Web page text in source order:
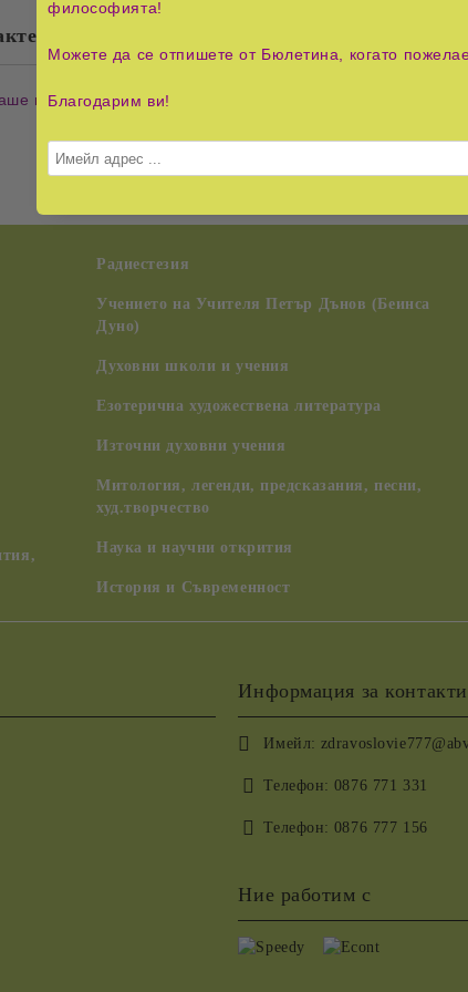
нежните й одежди да трептят от подухването на
Радиестезия
Учението на Учителя Петър Дънов (Беинса
Дуно)
Духовни школи и учения
Езотерична художествена литература
Източни духовни учения
Митология, легенди, предсказания, песни,
худ.творчество
Наука и научни открития
История и Съвременност
Информация за
Имейл:
Телефон: 0876 771 331
Телефон: 0876 777 156
Ние работим с
философията!
Можете да се отпишете от Бюлетина, когато
Благодарим ви!